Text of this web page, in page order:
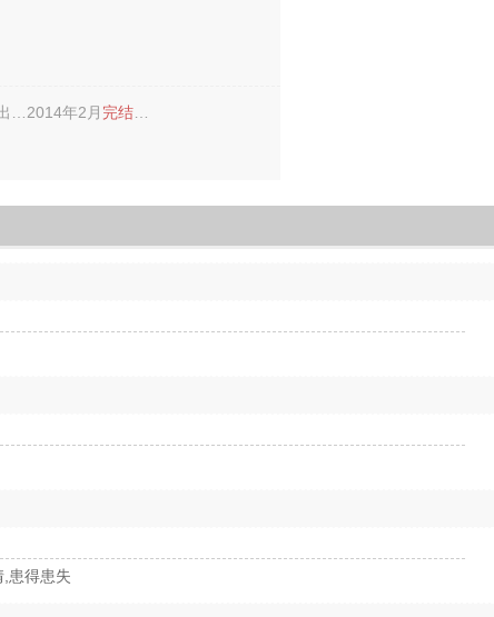
…2014年2月 完结
患得患失